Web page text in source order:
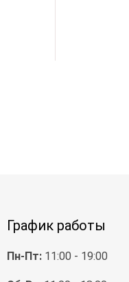
График работы
Пн-Пт: 11:00 - 19:00